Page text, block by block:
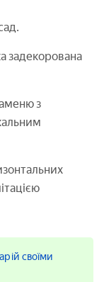
задекорована
з
своїми